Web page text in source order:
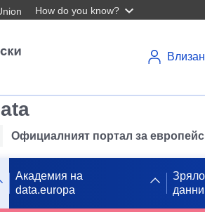
How do you know?
Официалният портал за
Академия на
data.europa
данни